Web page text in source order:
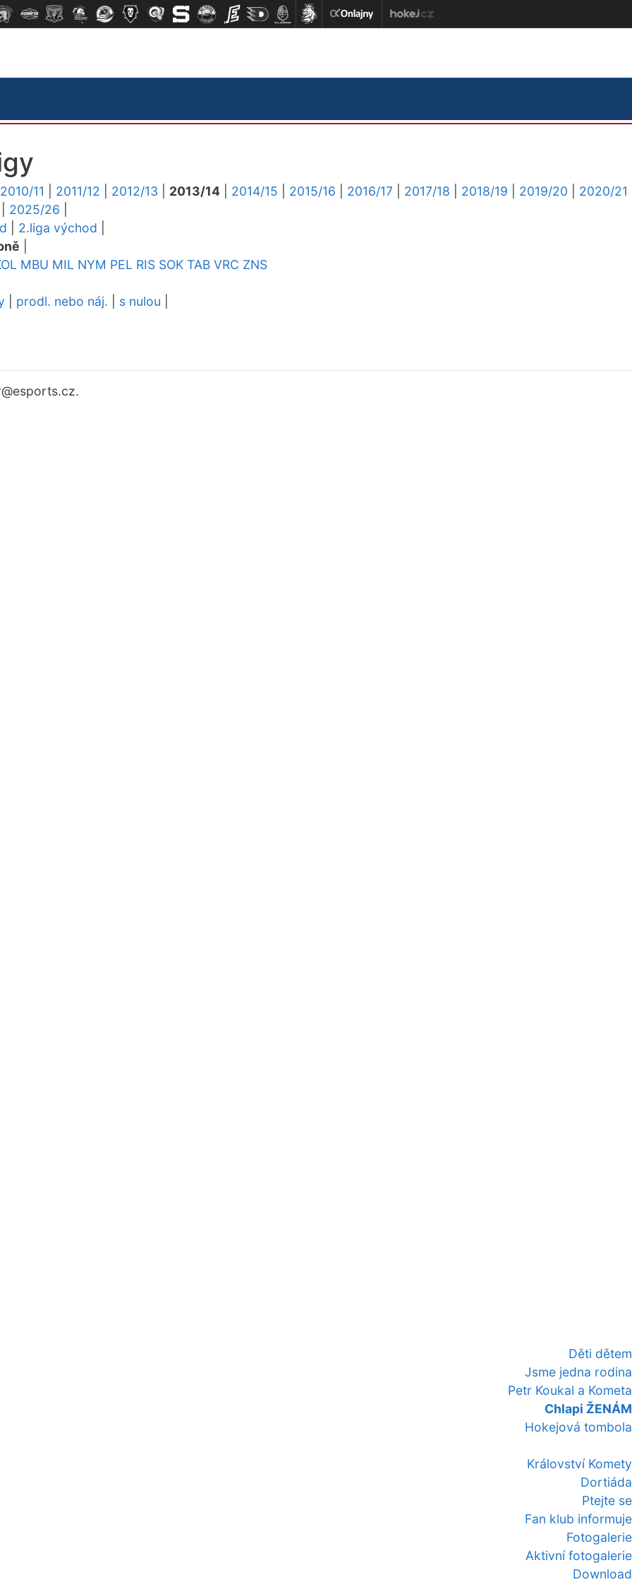
Děti dětem
Jsme jedna rodina
Petr Koukal a Kometa
Chlapi ŽENÁM
Hokejová tombola
Království Komety
Dortiáda
Ptejte se
Fan klub informuje
Fotogalerie
Aktivní fotogalerie
Download
2010/11 2011/12 2012/13 2013/14 2014/15 2015/16 2016/17 2017/18 2018/19 2019/20
2020/21
2025/26
2.liga východ
MBU MIL NYM PEL RIS SOK TAB VRC ZNS
prodl. nebo náj. s nulou
@esports.cz.